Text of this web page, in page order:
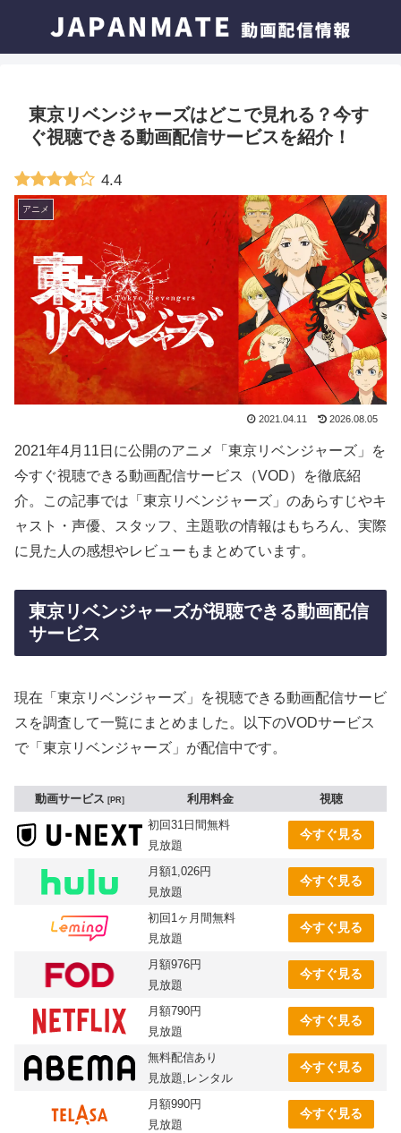
東京リベンジャーズはどこで見れる？今す
ぐ視聴できる動画配信サービスを紹介！
4.4
アニメ
2021.04.11 2026.08.05
2021年4月11日に公開のアニメ「東京リベンジャーズ」を
今すぐ視聴できる動画配信サービス（VOD）を徹底紹
介。この記事では「東京リベンジャーズ」のあらすじやキ
ャスト・声優、スタッフ、主題歌の情報はもちろん、実際
に見た人の感想やレビューもまとめています。
東京リベンジャーズが視聴できる動画配信
サービス
現在「東京リベンジャーズ」を視聴できる動画配信サービ
スを調査して一覧にまとめました。以下のVODサービス
で「東京リベンジャーズ」が配信中です。
動画サービス PR 利用料金
視聴
初回31日間無料
見放題
今すぐ見る
月額1,026円
見放題
今すぐ見る
初回1ヶ月間無料
見放題
今すぐ見る
月額976円
見放題
今すぐ見る
月額790円
見放題
今すぐ見る
無料配信あり
見放題,レンタル
今すぐ見る
月額990円
見放題
今すぐ見る